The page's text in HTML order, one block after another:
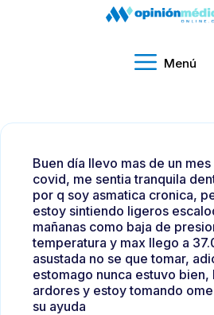
Menú
Buen día llevo mas de un
covid, me sentia tranquila
por q soy asmatica cronica,
estoy sintiendo ligeros
mañanas como baja de
temperatura y max llego a
asustada no se que tomar,
estomago nunca estuvo
ardores y estoy tomando
su ayuda